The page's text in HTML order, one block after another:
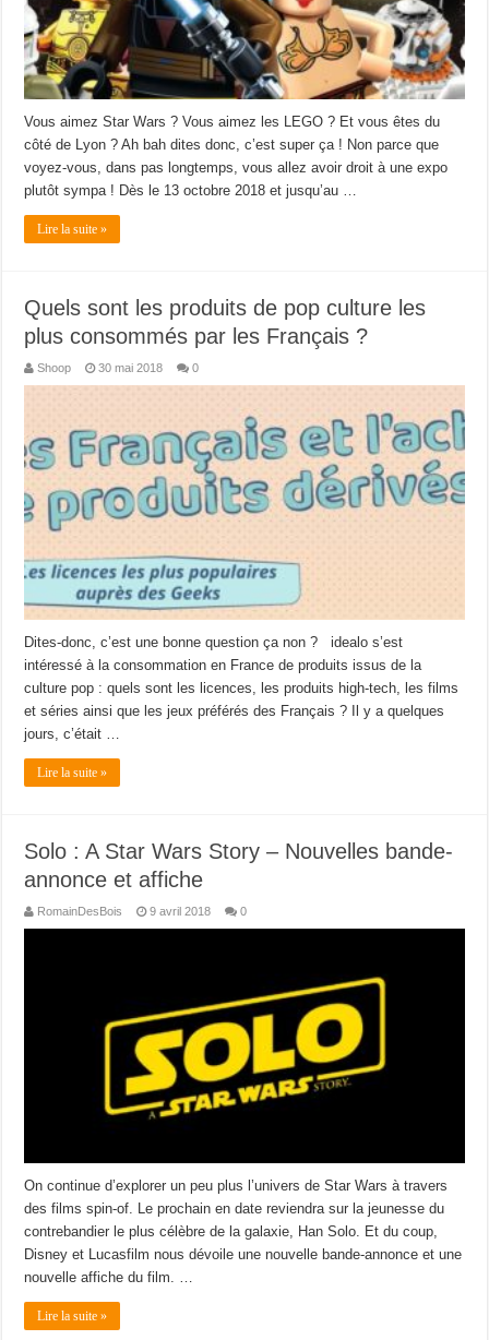
Vous aimez Star Wars ? Vous aimez les LEGO ? Et vous êtes du
côté de Lyon ? Ah bah dites donc, c’est super ça ! Non parce que
voyez-vous, dans pas longtemps, vous allez avoir droit à une expo
plutôt sympa ! Dès le 13 octobre 2018 et jusqu’au …
Lire la suite »
Quels sont les produits de pop culture les
plus consommés par les Français ?
Shoop 30 mai 2018 0
Dites-donc, c’est une bonne question ça non ? idealo s’est
intéressé à la consommation en France de produits issus de la
culture pop : quels sont les licences, les produits high-tech, les films
et séries ainsi que les jeux préférés des Français ? Il y a quelques
jours, c’était …
Lire la suite »
Solo : A Star Wars Story – Nouvelles bande-
annonce et affiche
RomainDesBois 9 avril 2018 0
On continue d’explorer un peu plus l’univers de Star Wars à travers
des films spin-of. Le prochain en date reviendra sur la jeunesse du
contrebandier le plus célèbre de la galaxie, Han Solo. Et du coup,
Disney et Lucasfilm nous dévoile une nouvelle bande-annonce et une
nouvelle affiche du film. …
Lire la suite »